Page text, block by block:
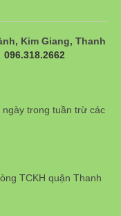
Kim Giang, Thanh
096.318.2662
trong tuần trừ các
TCKH quận Thanh